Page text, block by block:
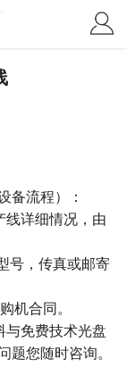
备流程）：
线详细情况，由
号，传真或邮寄
机合同。
与免费技术光盘
您随时咨询。